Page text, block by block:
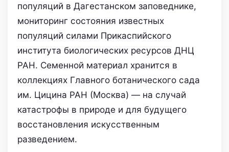
популяций в Дагестанском заповеднике,
мониторинг состояния известных
популяций силами Прикаспийского
института биологических ресурсов ДНЦ
РАН. Семенной материал хранится в
коллекциях Главного ботанического сада
им. Цицина РАН (Москва) — на случай
катастрофы в природе и для будущего
восстановления искусственным
разведением.